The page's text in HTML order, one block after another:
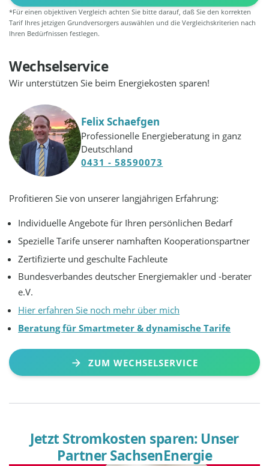
*Für einen objektiven Vergleich achten Sie bitte darauf, daß Sie den korrekten
Tarif Ihres jetzigen Grundversorgers auswählen und die Vergleichskriterien nach
Ihren Bedürfnissen festlegen.
Wechselservice
Wir unterstützen Sie beim Energiekosten sparen!
Felix Schaefgen
Professionelle Energieberatung in ganz
Deutschland
0431 - 58590073
Profitieren Sie von unserer langjährigen Erfahrung:
Individuelle Angebote für Ihren persönlichen Bedarf
Spezielle Tarife unserer namhaften Kooperationspartner
Zertifizierte und geschulte Fachleute
Bundesverbandes deutscher Energiemakler und -berater
e.V.
Hier erfahren Sie noch mehr über mich
Beratung für Smartmeter & dynamische Tarife
ZUM WECHSELSERVICE
Jetzt Stromkosten sparen: Unser
Partner SachsenEnergie